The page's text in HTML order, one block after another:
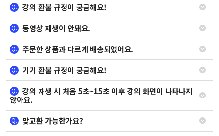
Q. 강의 환불 규정이 궁금해요!
Q. 동영상 재생이 안돼요.
Q. 주문한 상품과 다르게 배송되었어요.
Q. 기기 환불 규정이 궁금해요!
Q.
강의 재생 시 처음 5초~15초 이후 강의 화면이 나타나지
않아요.
Q. 맞교환 가능한가요?